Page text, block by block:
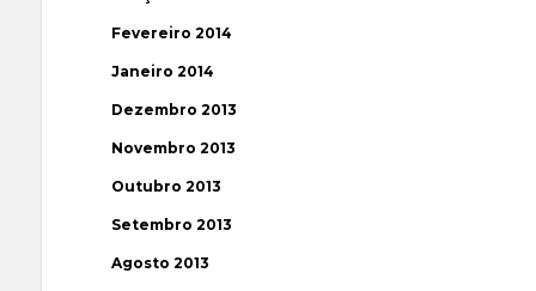
Fevereiro 2014
Janeiro 2014
Dezembro 2013
Novembro 2013
Outubro 2013
Setembro 2013
Agosto 2013